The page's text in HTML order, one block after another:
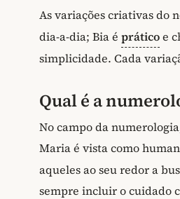
As variações criativas do
dia-a-dia; Bia é práticoe
simplicidade. Cada
Qual é a
No campo da
Maria é vista como
aqueles ao seu redor a
sempre incluir o cuidado